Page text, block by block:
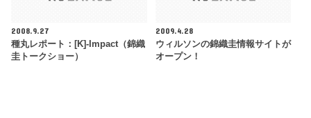
2008.9.27
種丸レポート：[K]-Impact（錦織
圭トークショー）
2009.4.28
ウィルソンの錦織圭情報サイトが
オープン！